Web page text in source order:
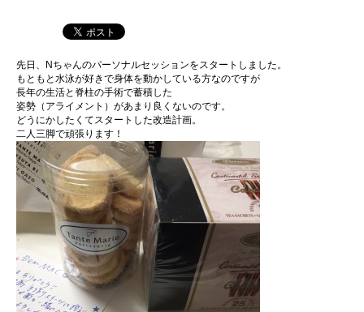
先日、Nちゃんのパーソナルセッションをスタートしました。
もともと水泳が好きで身体を動かしている方なのですが
長年の生活と脊柱の手術で蓄積した
姿勢（アライメント）があまり良くないのです。
どうにかしたくてスタートした改造計画。
二人三脚で頑張ります！